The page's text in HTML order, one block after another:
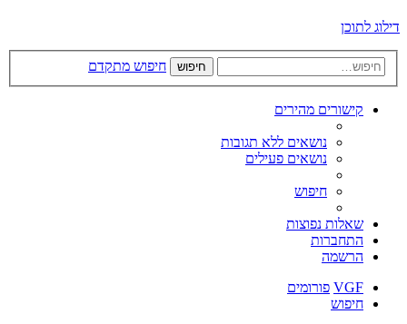
דילוג לתוכן
חיפוש חיפוש מתקדם
קישורים מהירים
נושאים ללא תגובות
נושאים פעילים
חיפוש
שאלות נפוצות
התחברות
הרשמה
VGF פורומים
חיפוש